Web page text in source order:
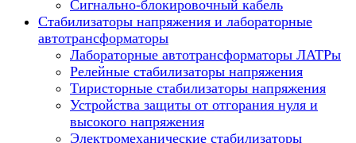
Сигнально-блокировочный кабель
Стабилизаторы напряжения и лабораторные
автотрансформаторы
Лабораторные автотрансформаторы ЛАТРы
Релейные стабилизаторы напряжения
Тиристорные стабилизаторы напряжения
Устройства защиты от отгорания нуля и
высокого напряжения
Электромеханические стабилизаторы